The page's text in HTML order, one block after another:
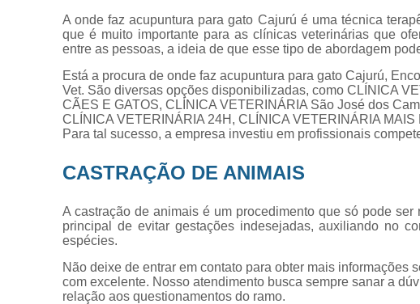
A onde faz acupuntura para gato Cajurú é uma técnica
que é muito importante para as clínicas veterinárias que
entre as pessoas, a ideia de que esse tipo de abordagem
Está a procura de onde faz acupuntura para gato Cajurú,
Vet. São diversas opções disponibilizadas, como CLÍNICA
CÃES E GATOS, CLÍNICA VETERINÁRIA São José dos
CLÍNICA VETERINÁRIA 24H, CLÍNICA VETERINÁRIA
Para tal sucesso, a empresa investiu em profissionais
CASTRAÇÃO DE ANIMAIS
A castração de animais é um procedimento que só pode
principal de evitar gestações indesejadas, auxiliando no
espécies.
Não deixe de entrar em contato para obter mais informações
com excelente. Nosso atendimento busca sempre sanar a
relação aos questionamentos do ramo.